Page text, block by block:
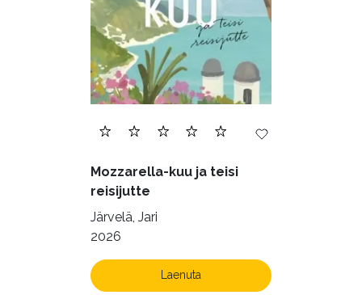
Mozzarella-kuu ja teisi
reisijutte
Järvelä, Jari
2026
Laenuta